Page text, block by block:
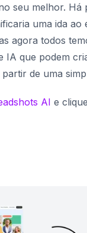
seu melhor. Há
uma ida ao
agora todos
IA que podem
de uma
AI e